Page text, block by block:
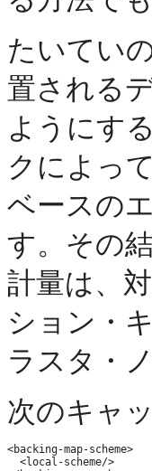
たいてい
置される
ようにす
クによっ
ベースの
す。その
計量は、
ション・
ラスタ・
次のキャ
<backing-map-scheme>
  <local-scheme/>